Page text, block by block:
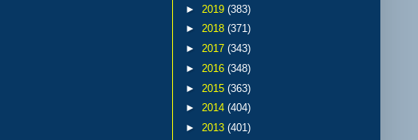
► 2019 (383)
► 2018 (371)
► 2017 (343)
► 2016 (348)
► 2015 (363)
► 2014 (404)
► 2013 (401)